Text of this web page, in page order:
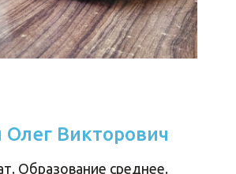
Олег Викторович
Образование среднее.